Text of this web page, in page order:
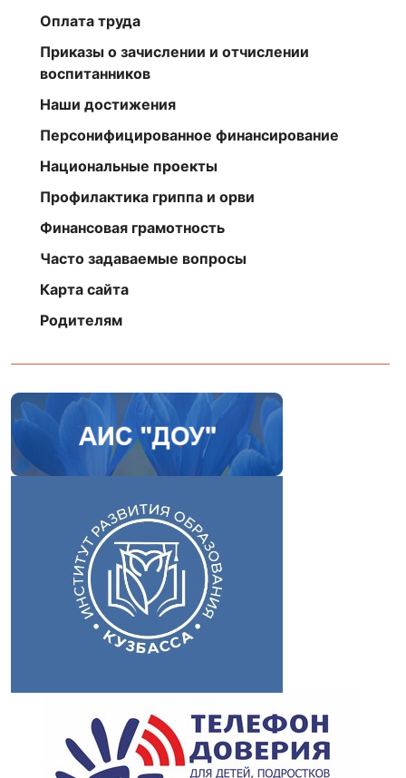
Оплата труда
Приказы о зачислении и отчислении
воспитанников
Наши достижения
Персонифицированное финансирование
Национальные проекты
Профилактика гриппа и орви
Финансовая грамотность
Часто задаваемые вопросы
Карта сайта
Родителям